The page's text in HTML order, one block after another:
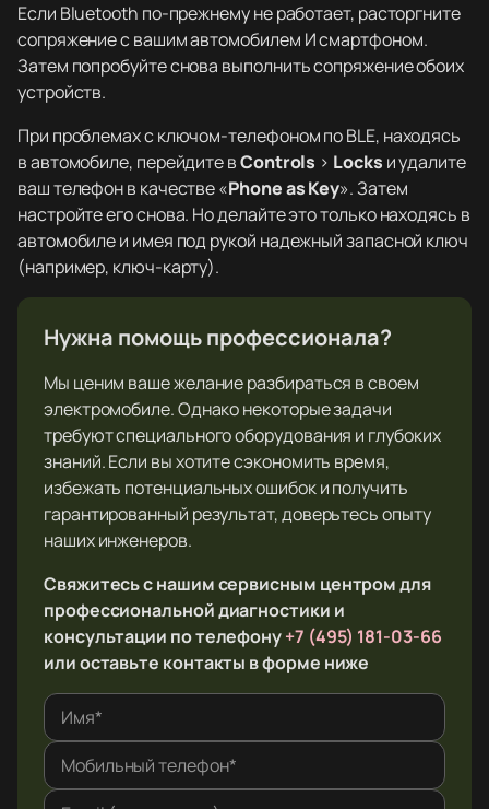
Если Bluetooth по-прежнему не работает, расторгните
сопряжение с вашим автомобилем И смартфоном.
Затем попробуйте снова выполнить сопряжение обоих
устройств.
При проблемах с ключом-телефоном по BLE, находясь
в автомобиле, перейдите вControls > Locks и удалите
ваш телефон в качестве «Phone as Key». Затем
настройте его снова. Но делайте это только находясь в
автомобиле и имея под рукой надежный запасной ключ
(например, ключ-карту).
Нужна помощь профессионала?
Мы ценим ваше желание разбираться в своем
электромобиле. Однако некоторые задачи
требуют специального оборудования и глубоких
знаний. Если вы хотите сэкономить время,
избежать потенциальных ошибок и получить
гарантированный результат, доверьтесь опыту
наших инженеров.
Свяжитесь с нашим сервисным центром для
профессиональной диагностики и
консультации по телефону+7 (495) 181-03-66
или оставьте контакты в форме ниже
Имя*
Мобильный телефон*